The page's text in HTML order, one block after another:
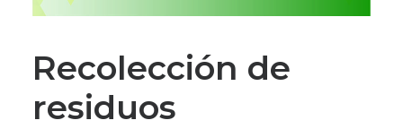
Recolección de
residuos